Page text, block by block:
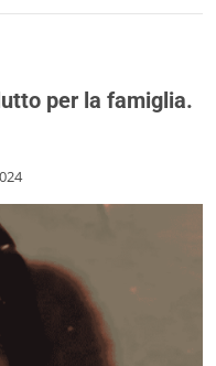
per la famiglia.